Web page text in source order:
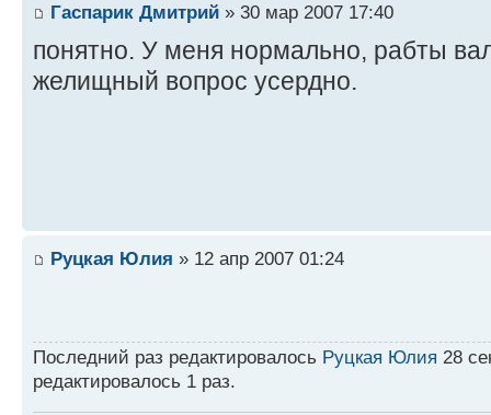
Гаспарик Дмитрий » 30 мар 2007 17:40
понятно. У меня нормально, рабты
желищный вопрос усердно.
Руцкая Юлия » 12 апр 2007 01:24
Последний раз редактировалось Руцкая Юлия 28
редактировалось 1 раз.